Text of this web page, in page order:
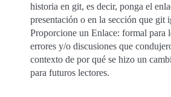
historia en git, es decir, ponga el
presentación o en la sección que git
Proporcione un Enlace: formal para
errores y/o discusiones que
contexto de por qué se hizo un
para futuros lectores.